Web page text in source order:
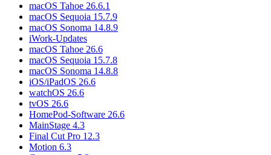
macOS Tahoe 26.6.1
macOS Sequoia 15.7.9
macOS Sonoma 14.8.9
iWork-Updates
macOS Tahoe 26.6
macOS Sequoia 15.7.8
macOS Sonoma 14.8.8
iOS/iPadOS 26.6
watchOS 26.6
tvOS 26.6
HomePod-Software 26.6
MainStage 4.3
Final Cut Pro 12.3
Motion 6.3